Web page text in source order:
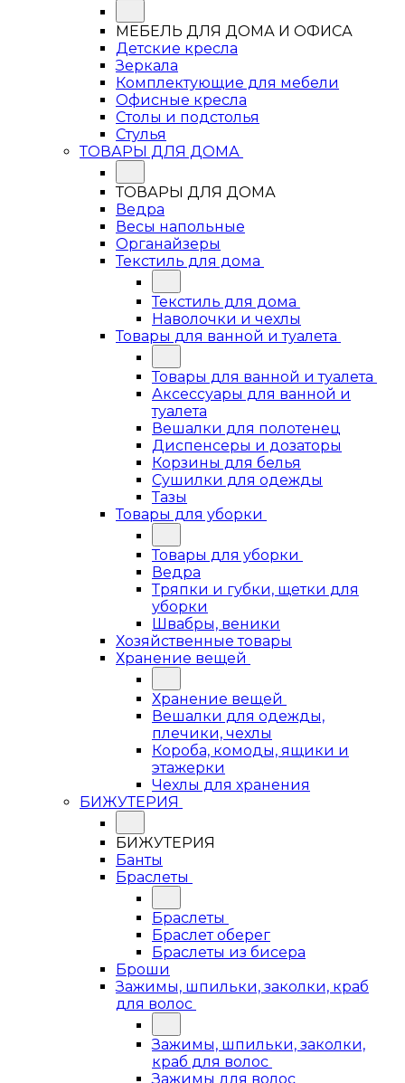
МЕБЕЛЬ ДЛЯ ДОМА И ОФИСА
Детские кресла
Зеркала
Комплектующие для мебели
Офисные кресла
Столы и подстолья
Стулья
ТОВАРЫ ДЛЯ ДОМА
ТОВАРЫ ДЛЯ ДОМА
Ведра
Весы напольные
Органайзеры
Текстиль для дома
Текстиль для дома
Наволочки и чехлы
Товары для ванной и туалета
Товары для ванной и туалета
Аксессуары для ванной и
туалета
Вешалки для полотенец
Диспенсеры и дозаторы
Корзины для белья
Сушилки для одежды
Тазы
Товары для уборки
Товары для уборки
Ведра
Тряпки и губки, щетки для
уборки
Швабры, веники
Хозяйственные товары
Хранение вещей
Хранение вещей
Вешалки для одежды,
плечики, чехлы
Короба, комоды, ящики и
этажерки
Чехлы для хранения
БИЖУТЕРИЯ
БИЖУТЕРИЯ
Банты
Браслеты
Браслеты
Браслет оберег
Браслеты из бисера
Броши
Зажимы, шпильки, заколки, краб
для волос
Зажимы, шпильки, заколки,
краб для волос
Зажимы для волос